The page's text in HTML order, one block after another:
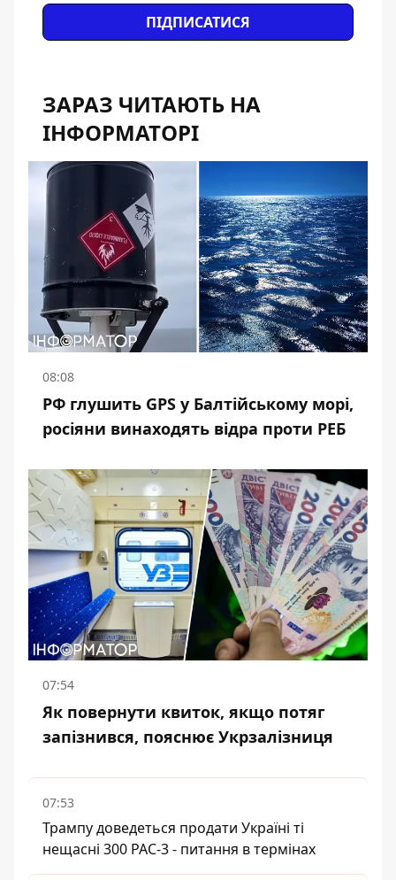
ПІДПИСАТИСЯ
ЗАРАЗ ЧИТАЮТЬ НА
ІНФОРМАТОРІ
08:08
РФ глушить GPS у Балтійському морі,
росіяни винаходять відра проти РЕБ
07:54
Як повернути квиток, якщо потяг
запізнився, пояснює Укрзалізниця
07:53
Трампу доведеться продати Україні ті
нещасні 300 PAC-3 - питання в термінах